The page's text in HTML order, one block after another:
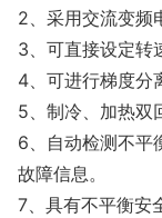
2、采用交流变频
3、可直接设定转
4、可进行梯度分
5、制冷、加热双
6、自动检测不平
故障信息。
7、具有不平衡安